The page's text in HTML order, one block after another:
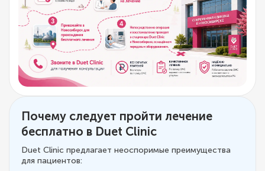
Почему следует пройти лечение
бесплатно в Duet Clinic
Duet Clinic предлагает неоспоримые преимущества
для пациентов: